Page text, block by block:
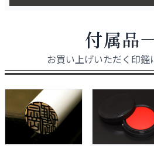
付属品
お買い上げいただく印鑑